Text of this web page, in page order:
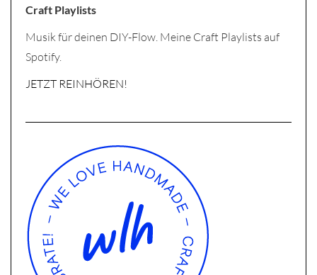
Craft Playlists
Musik für deinen DIY-Flow. Meine Craft Playlists auf
Spotify.
JETZT REINHÖREN!